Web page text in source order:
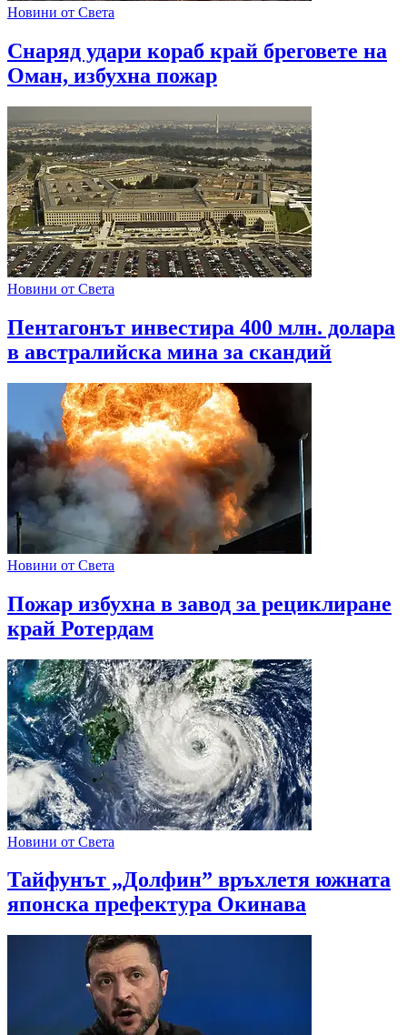
Новини от Света
Снаряд удари кораб край бреговете на
Оман, избухна пожар
Новини от Света
Пентагонът инвестира 400 млн. долара
в австралийска мина за скандий
Новини от Света
Пожар избухна в завод за рециклиране
край Ротердам
Новини от Света
Тайфунът „Долфин” връхлетя южната
японска префектура Окинава